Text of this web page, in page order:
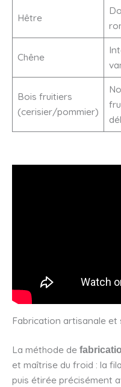
Hêtre
Chêne
Bois fruitiers
(cerisier/pommier)
Fabrication artisanale
La méthode de
et maîtrise du froid : la
puis étirée précisément